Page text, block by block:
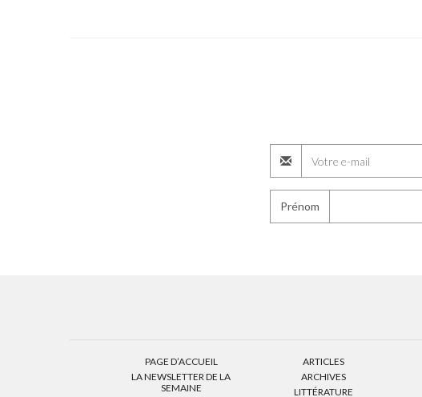
Prénom
PAGE D’ACCUEIL
LA NEWSLETTER DE LA
SEMAINE
ARTICLES
ARCHIVES
LITTÉRATURE